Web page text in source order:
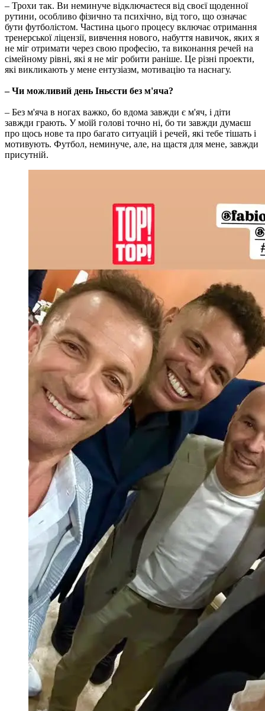
– Трохи так. Ви неминуче відключаєтеся від своєї щоденної
рутини, особливо фізично та психічно, від того, що означає
бути футболістом. Частина цього процесу включає отримання
тренерської ліцензії, вивчення нового, набуття навичок, яких я
не міг отримати через свою професію, та виконання речей на
сімейному рівні, які я не міг робити раніше. Це різні проекти,
які викликають у мене ентузіазм, мотивацію та наснагу.
– Чи можливий день Іньєсти без м'яча?
– Без м'яча в ногах важко, бо вдома завжди є м'яч, і діти
завжди грають. У моїй голові точно ні, бо ти завжди думаєш
про щось нове та про багато ситуацій і речей, які тебе тішать і
мотивують. Футбол, неминуче, але, на щастя для мене, завжди
присутній.